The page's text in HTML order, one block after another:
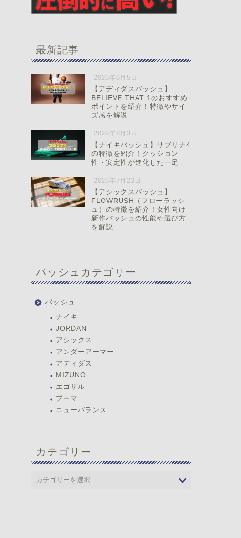
最新記事
2026年8月5日
【アディダスバッシュ】
BELIEVE THAT 1のおすすめ
ポイントを紹介！特徴やサイ
ズ感を解説
2026年8月3日
【ナイキバッシュ】サブリナ4
の特徴を紹介！クッション
性・安定性が進化した一足
2026年7月23日
【アシックスバッシュ】
FLOWRUSH（フローラッシ
ュ）の特徴を紹介！女性向け
新作バッシュの性能や選び方
を解説
バッシュカテゴリー
バッシュ
ナイキ
JORDAN
アシックス
アンダーアーマー
アディダス
MIZUNO
エゴザル
プーマ
ニューバランス
カテゴリー